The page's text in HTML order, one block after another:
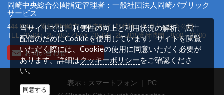
岡崎中央総合公園指定管理者：一般社団法人岡崎パブリック
サービス
444-0002 愛知県岡崎市高隆寺町字峠1番地 岡崎中央総合公園
TEL（0564）25-7887／FAX（0564）25-5815受付時間 9:00～21:00
お問い合わせ
表示：スマートフォン | PC
当サイトでは、利便性の向上と利用状況の解析、広告
配信のためにCookieを使用しています。サイトを閲覧
いただく際には、Cookieの使用に同意いただく必要が
あります。詳細はクッキーポリシー をご確認くださ
い。
同意する